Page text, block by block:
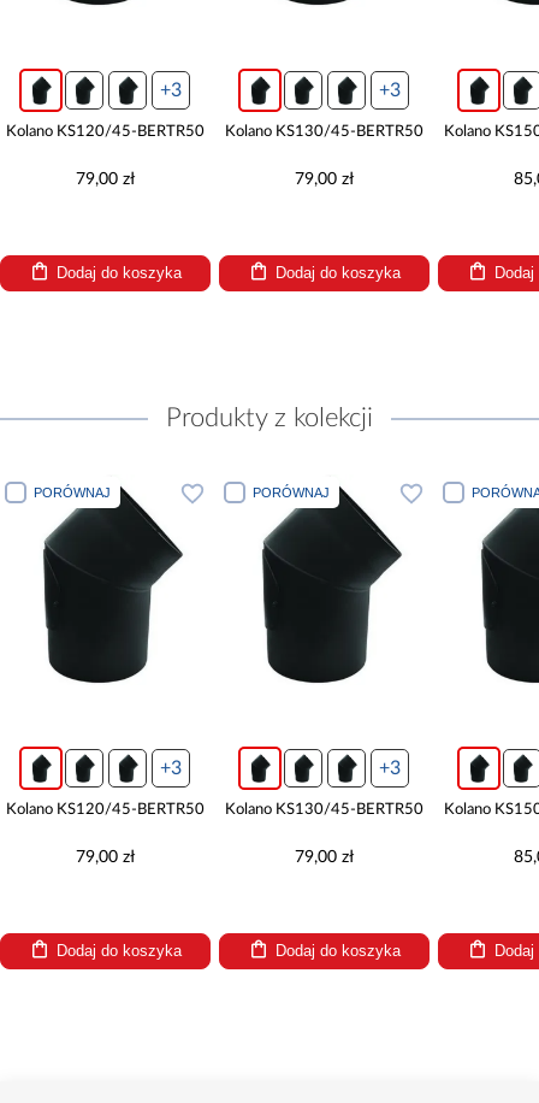
+3
Kolano KS120/45-BERTR50
79,00 zł
Dodaj do koszyka
+3
Kolano KS130/45-BERTR50
79,00 zł
Dodaj do koszyka
Kolano
Produkty z kolekcji
PORÓWNAJ
+3
Kolano KS120/45-BERTR50
79,00 zł
Dodaj do koszyka
PORÓWNAJ
+3
Kolano KS130/45-BERTR50
79,00 zł
Dodaj do koszyka
Kolano